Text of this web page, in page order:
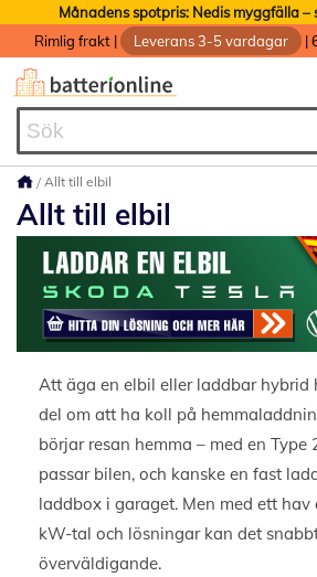
Månadens spotpris: Nedis myggfälla –
Rimlig frakt | Leverans 3-5 vardagar |
Allt till elbil
Allt till elbil
Att äga en elbil eller laddbar hybrid
del om att ha koll på
börjar resan hemma – med en Type
passar bilen, och kanske en fast
laddbox i garaget. Men med ett hav
kW-tal och lösningar kan det
överväldigande.